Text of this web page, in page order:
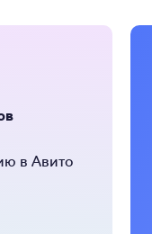
в Авито